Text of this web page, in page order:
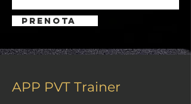
PRENOTA
APP PVT Trainer